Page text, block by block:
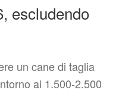
escludendo
un cane di taglia
ai 1.500-2.500